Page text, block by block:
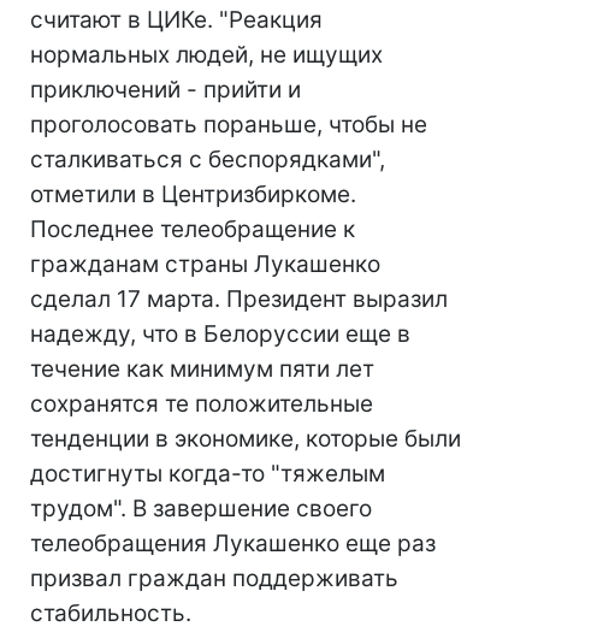
считают в ЦИКе. "Реакция
нормальных людей, не ищущих
приключений - прийти и
проголосовать пораньше, чтобы не
сталкиваться с беспорядками",
отметили в Центризбиркоме.
Последнее телеобращение к
гражданам страны Лукашенко
сделал 17 марта. Президент выразил
надежду, что в Белоруссии еще в
течение как минимум пяти лет
сохранятся те положительные
тенденции в экономике, которые были
достигнуты когда-то "тяжелым
трудом". В завершение своего
телеобращения Лукашенко еще раз
призвал граждан поддерживать
стабильность.